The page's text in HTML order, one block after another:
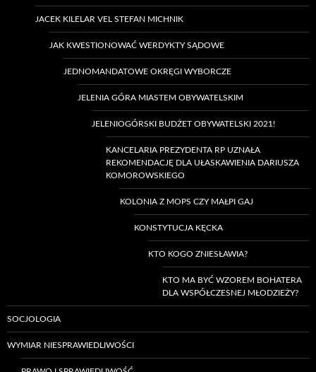
JACEK KILELAR VEL STEFAN MICHNIK
JAK KWESTIONOWAĆ WERDYKTY SĄDOWE
JEDNOMANDATOWE OKRĘGI WYBORCZE
JELENIA GÓRA MIASTEM OBYWATELSKIM
JELENIOGÓRSKI BUDŻET OBYWATELSKI 2021!
KANCELARIA PREZYDENTA RP UZNAŁA
REKOMENDACJĘ DLA UŁASKAWIENIA DARIUSZA
KOMOROWSKIEGO
KOLONIA Z MOPS CZY MAŁPI GAJ
KONSTYTUCJA KĘCKA
KTO KOGO ZNIESŁAWIA?
KTO MA BYĆ WZOREM BOHATERA
DLA WSPÓŁCZESNEJ MŁODZIEŻY?
SOCJOLOGIA
WYMIAR NIESPRAWIEDLIWOŚCI